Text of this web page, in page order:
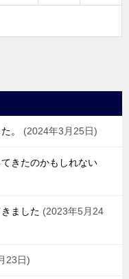
。 2024年3月25日
きたのかもしれない
ました
2023年5月24
23日